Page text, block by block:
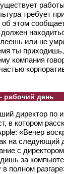
требует
этом
или не
ты
компания
рабочий день
директор по
в котором
«Вечер
на следующий
с
за
полном